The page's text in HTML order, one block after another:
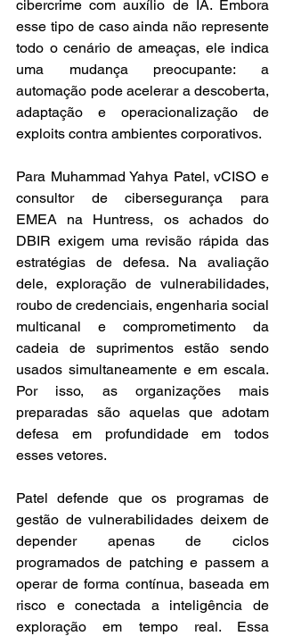
cibercrime com auxílio de IA. Embora
esse tipo de caso ainda não represente
todo o cenário de ameaças, ele indica
uma mudança preocupante: a
automação pode acelerar a descoberta,
adaptação e operacionalização de
exploits contra ambientes corporativos.
Para Muhammad Yahya Patel, vCISO e
consultor de cibersegurança para
EMEA na Huntress, os achados do
DBIR exigem uma revisão rápida das
estratégias de defesa. Na avaliação
dele, exploração de vulnerabilidades,
roubo de credenciais, engenharia social
multicanal e comprometimento da
cadeia de suprimentos estão sendo
usados simultaneamente e em escala.
Por isso, as organizações mais
preparadas são aquelas que adotam
defesa em profundidade em todos
esses vetores.
Patel defende que os programas de
gestão de vulnerabilidades deixem de
depender apenas de ciclos
programados de patching e passem a
operar de forma contínua, baseada em
risco e conectada a inteligência de
exploração em tempo real. Essa